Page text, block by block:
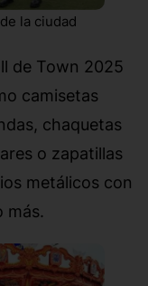
la ciudad
de Town 2025
camisetas
chaquetas
o zapatillas
metálicos con
más.